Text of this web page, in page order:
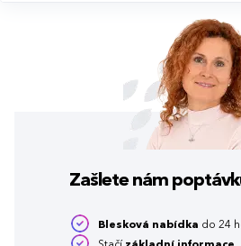
Zašlete nám
Blesková nabídka do 24